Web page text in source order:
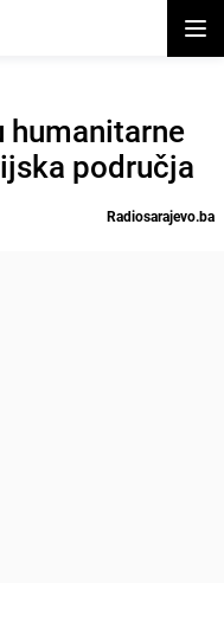
humanitarne
područja
Radiosarajevo.ba